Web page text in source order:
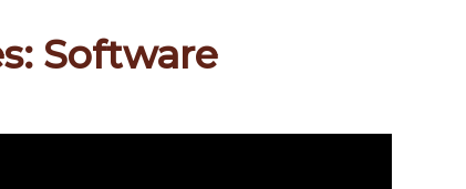
Software